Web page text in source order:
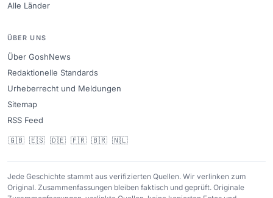
Alle Länder
ÜBER UNS
Über GoshNews
Redaktionelle Standards
Urheberrecht und Meldungen
Sitemap
RSS Feed
🇬🇧 🇪🇸 🇩🇪 🇫🇷 🇧🇷 🇳🇱
Jede Geschichte stammt aus verifizierten Quellen. Wir verlinken zum
Original. Zusammenfassungen bleiben faktisch und geprüft. Originale